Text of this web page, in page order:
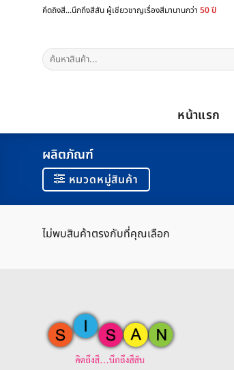
คึดถิงสี...นึกถึงสีสัน ผู้เชียวชาญเรื่องสีมานานกว่า 50 ปี
ค้นหา:
หน้าแรก
ผลิตภัณฑ์
หมวดหมู่สินค้า
ไม่พบสินค้าตรงกับที่คุณเลือก